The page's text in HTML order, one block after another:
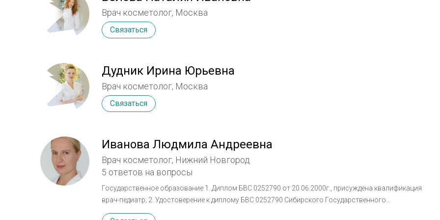
Врач косметолог, Москва
Связаться
Дудник Ирина Юрьевна
Врач косметолог, Москва
Связаться
Иванова Людмила Андреевна
Врач косметолог, Нижний Новгород
5 ответов на вопросы
Государственное образование 1. Диплом БВС 0252790 от 20.06.2000г., присуждена квалификация
врач-педиатр; 2. Удостоверение к диплому БВС 0252790 Сибирского Государственного
Медицинского Университета, специальность дерматовенерология. Дата выдачи: 31 августа 2002г.; 3.